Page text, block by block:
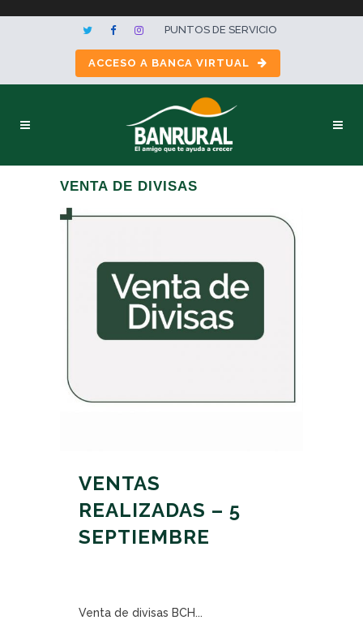
PUNTOS DE SERVICIO
ACCESO A BANCA VIRTUAL
VENTA DE DIVISAS
VENTAS
REALIZADAS – 5
SEPTIEMBRE
Venta de divisas BCH...